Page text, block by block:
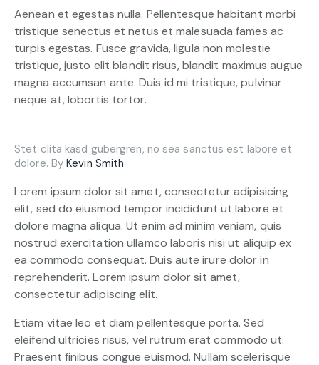
Aenean et egestas nulla. Pellentesque habitant morbi
tristique senectus et netus et malesuada fames ac
turpis egestas. Fusce gravida, ligula non molestie
tristique, justo elit blandit risus, blandit maximus augue
magna accumsan ante. Duis id mi tristique, pulvinar
neque at, lobortis tortor.
Stet clita kasd gubergren, no sea sanctus est labore et
dolore. ByKevin Smith
Lorem ipsum dolor sit amet, consectetur adipisicing
elit, sed do eiusmod tempor incididunt ut labore et
dolore magna aliqua. Ut enim ad minim veniam, quis
nostrud exercitation ullamco laboris nisi ut aliquip ex
ea commodo consequat. Duis aute irure dolor in
reprehenderit. Lorem ipsum dolor sit amet,
consectetur adipiscing elit.
Etiam vitae leo et diam pellentesque porta. Sed
eleifend ultricies risus, vel rutrum erat commodo ut.
Praesent finibus congue euismod. Nullam scelerisque